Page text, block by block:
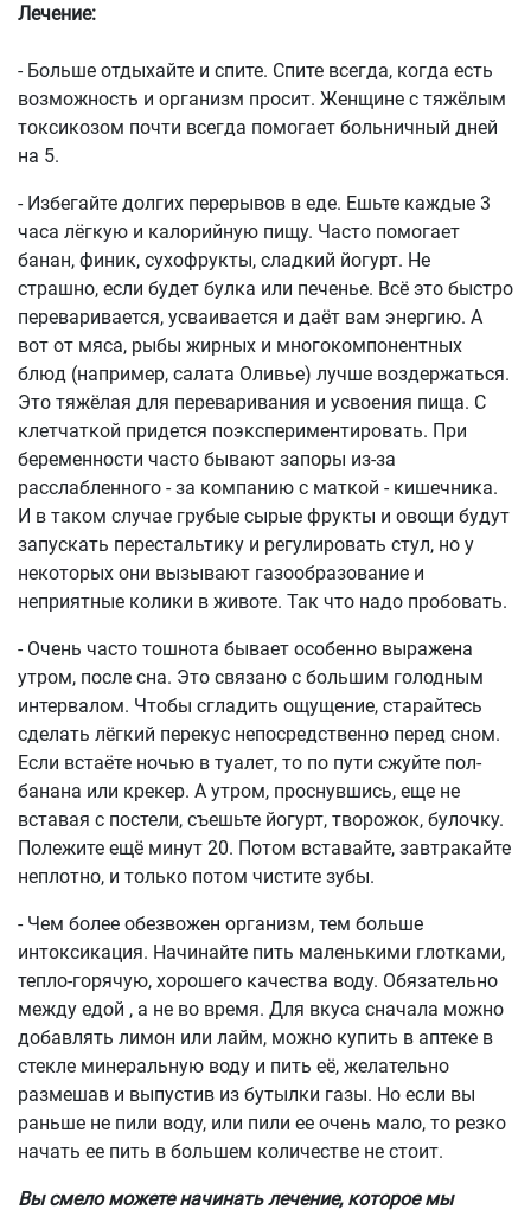
Лечение:
- Больше отдыхайте и спите. Спите всегда, когда есть
возможность и организм просит. Женщине с тяжёлым
токсикозом почти всегда помогает больничный дней
на 5.
- Избегайте долгих перерывов в еде. Ешьте каждые 3
часа лёгкую и калорийную пищу. Часто помогает
банан, финик, сухофрукты, сладкий йогурт. Не
страшно, если будет булка или печенье. Всё это быстро
переваривается, усваивается и даёт вам энергию. А
вот от мяса, рыбы жирных и многокомпонентных
блюд (например, салата Оливье) лучше воздержаться.
Это тяжёлая для переваривания и усвоения пища. С
клетчаткой придется поэкспериментировать. При
беременности часто бывают запоры из-за
расслабленного - за компанию с маткой - кишечника.
И в таком случае грубые сырые фрукты и овощи будут
запускать перестальтику и регулировать стул, но у
некоторых они вызывают газообразование и
неприятные колики в животе. Так что надо пробовать.
- Очень часто тошнота бывает особенно выражена
утром, после сна. Это связано с большим голодным
интервалом. Чтобы сгладить ощущение, старайтесь
сделать лёгкий перекус непосредственно перед сном.
Если встаёте ночью в туалет, то по пути сжуйте пол-
банана или крекер. А утром, проснувшись, еще не
вставая с постели, съешьте йогурт, творожок, булочку.
Полежите ещё минут 20. Потом вставайте, завтракайте
неплотно, и только потом чистите зубы.
- Чем более обезвожен организм, тем больше
интоксикация. Начинайте пить маленькими глотками,
тепло-горячую, хорошего качества воду. Обязательно
между едой , а не во время. Для вкуса сначала можно
добавлять лимон или лайм, можно купить в аптеке в
стекле минеральную воду и пить её, желательно
размешав и выпустив из бутылки газы. Но если вы
раньше не пили воду, или пили ее очень мало, то резко
начать ее пить в большем количестве не стоит.
Вы смело можете начинать лечение, которое мы